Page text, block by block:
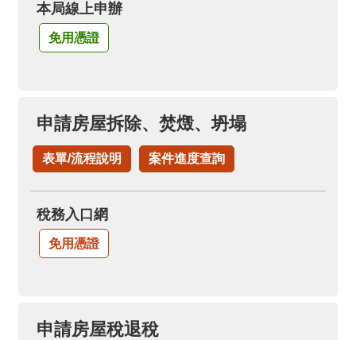
本局線上申辦
免用憑證
申請房屋拆除、焚燬、坍塌
表單/流程說明 案件進度查詢
稅務入口網
免用憑證
申請房屋稅退稅